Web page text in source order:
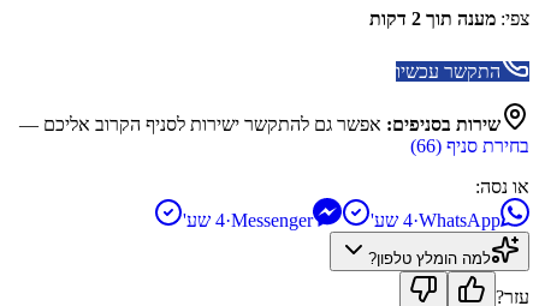
צפי: מענה תוך 2 דקות
התקשר עכשיו
שירות בסניפים: אפשר גם להתקשר ישירות לסניף הקרוב אליכם —
בחירת סניף (66
)
או נסה:
WhatsApp
·4 שע' Messenger
·4 שע'
למה הומלץ טלפון?
עזר?